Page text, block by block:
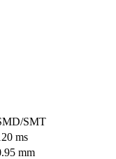
SMT
ms
mm